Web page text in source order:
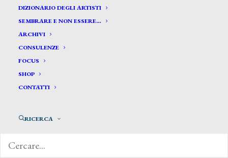
DIZIONARIO DEGLI ARTISTI
SEMBRARE E NON ESSERE…
ARCHIVI
CONSULENZE
FOCUS
SHOP
CONTATTI
RICERCA
Pietro Bugiani